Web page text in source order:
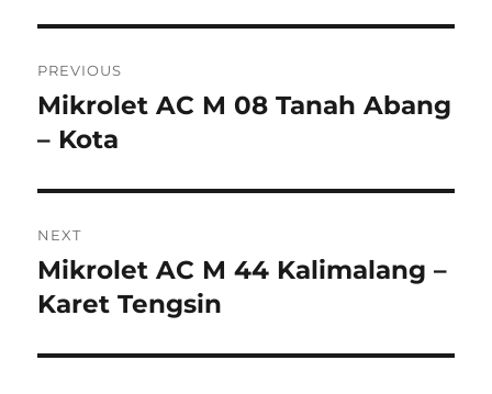
navigation
PREVIOUS
Previous
post:
Mikrolet AC M 08 Tanah Abang
– Kota
NEXT
Next
post:
Mikrolet AC M 44 Kalimalang –
Karet Tengsin